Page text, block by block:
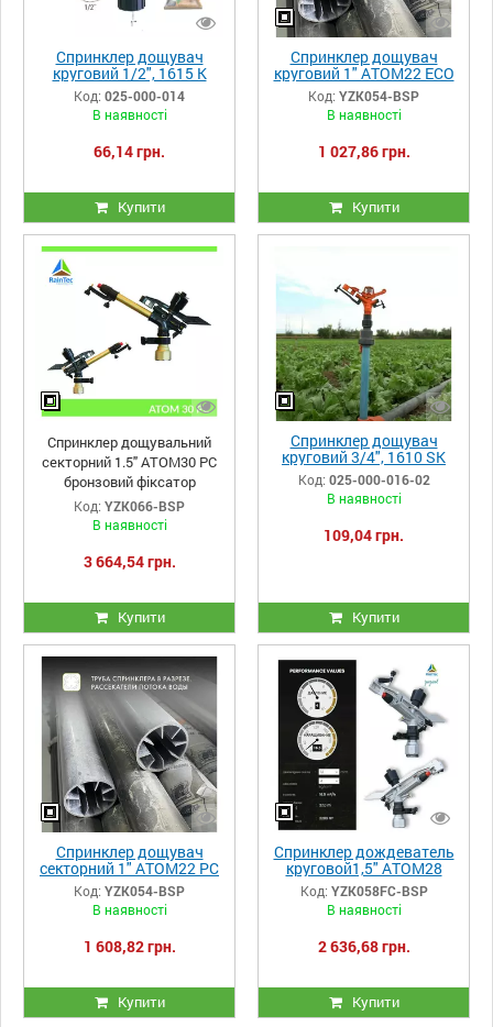
Спринклер дощувач
круговий 1/2", 1615 K
Erhas
Код: 025-000-014
В наявності
66,14 грн.
Купити
Спринклер дощувач
круговий 1" ATOM22 ECO
FC пластиковий фіксатор
Код: YZK054-BSP
В наявності
1 027,86 грн.
Купити
Спринклер дощувальний
секторний 1.5" ATOM30 PC
бронзовий фіксатор
Код: YZK066-BSP
В наявності
3 664,54 грн.
Купити
Спринклер дощувач
круговий 3/4", 1610 SK
Erhas
Код: 025-000-016-02
В наявності
109,04 грн.
Купити
Спринклер дощувач
секторний 1" ATOM22 PC
бронзовый фиксатор
Код: YZK054-BSP
В наявності
1 608,82 грн.
Купити
Спринклер дождеватель
круговой1,5" ATOM28
ECO FC Yuzuak
Код: YZK058FC-BSP
В наявності
2 636,68 грн.
Купити